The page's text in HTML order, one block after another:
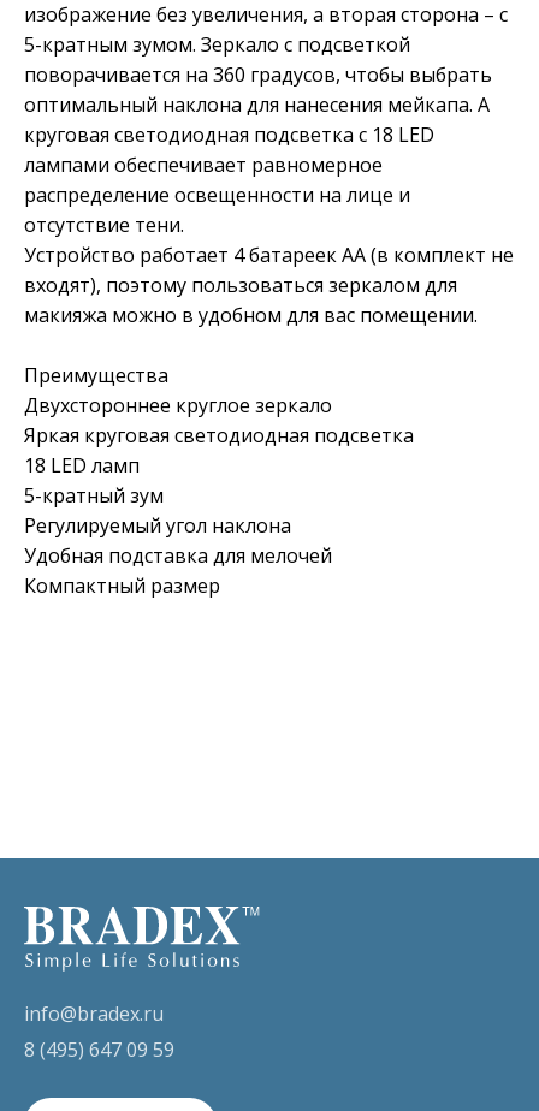
изображение без увеличения, а вторая сторона – с
5-кратным зумом. Зеркало с подсветкой
поворачивается на 360 градусов, чтобы выбрать
оптимальный наклона для нанесения мейкапа. А
круговая светодиодная подсветка с 18 LED
лампами обеспечивает равномерное
распределение освещенности на лице и
отсутствие тени.
Устройство работает 4 батареек АА (в комплект не
входят), поэтому пользоваться зеркалом для
макияжа можно в удобном для вас помещении.
Преимущества
Двухстороннее круглое зеркало
Яркая круговая светодиодная подсветка
18 LED ламп
5-кратный зум
Регулируемый угол наклона
Удобная подставка для мелочей
Компактный размер
info@bradex.ru
8 (495) 647 09 59